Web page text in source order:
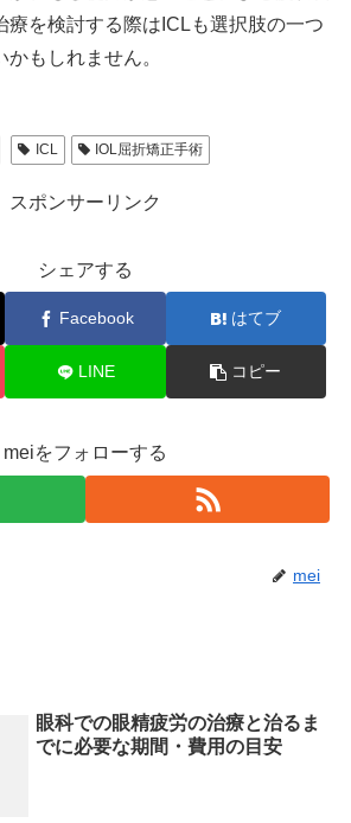
療を検討する際はICLも選択肢の一つ
もしれません。
ICL IOL屈折矯正手術
スポンサーリンク
シェアする
Facebook はてブ
LINE コピー
meiをフォローする
mei
眼科での眼精疲労の治療と治るま
でに必要な期間・費用の目安